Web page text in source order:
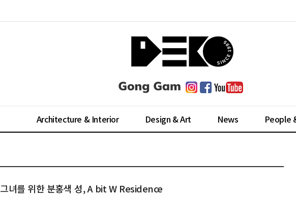
Architecture & Interior Design & Art News People
그녀를 위한 분홍색 성, A bit W Residence